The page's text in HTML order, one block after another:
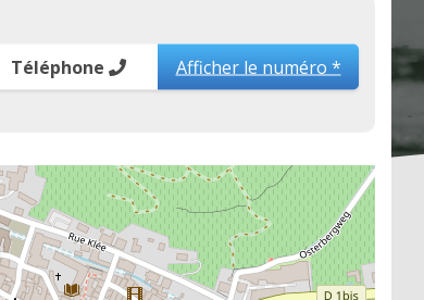
Téléphone Afficher le numéro *